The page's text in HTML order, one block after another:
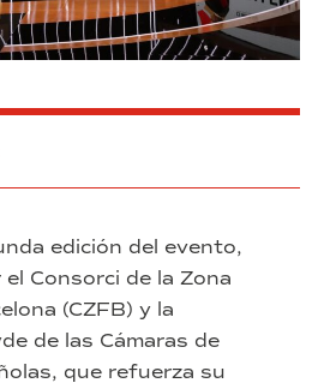
edición del evento,
Consorci de la Zona
(CZFB) y la
de las Cámaras de
que refuerza su